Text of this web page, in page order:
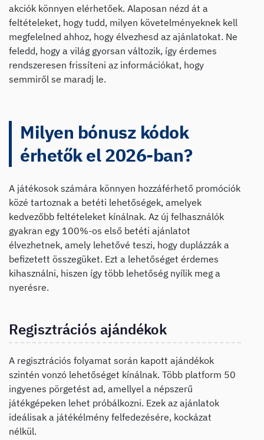
akciók könnyen elérhetőek. Alaposan nézd át a
feltételeket, hogy tudd, milyen követelményeknek kell
megfelelned ahhoz, hogy élvezhesd az ajánlatokat. Ne
feledd, hogy a világ gyorsan változik, így érdemes
rendszeresen frissíteni az információkat, hogy
semmiről se maradj le.
Milyen bónusz kódok
érhetők el 2026-ban?
A játékosok számára könnyen hozzáférhető promóciók
közé tartoznak a betéti lehetőségek, amelyek
kedvezőbb feltételeket kínálnak. Az új felhasználók
gyakran egy 100%-os első betéti ajánlatot
élvezhetnek, amely lehetővé teszi, hogy duplázzák a
befizetett összegüket. Ezt a lehetőséget érdemes
kihasználni, hiszen így több lehetőség nyílik meg a
nyerésre.
Regisztrációs ajándékok
A regisztrációs folyamat során kapott ajándékok
szintén vonzó lehetőséget kínálnak. Több platform 50
ingyenes pörgetést ad, amellyel a népszerű
játékgépeken lehet próbálkozni. Ezek az ajánlatok
ideálisak a játékélmény felfedezésére, kockázat
nélkül.